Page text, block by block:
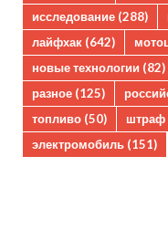
исследование (288)
лайфхак (642)
новые технологии (82)
разное (125)
топливо (50) штраф
электромобиль (151)